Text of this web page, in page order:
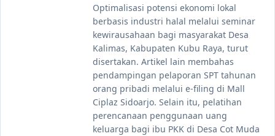
Optimalisasi potensi ekonomi lokal
berbasis industri halal melalui seminar
kewirausahaan bagi masyarakat Desa
Kalimas, Kabupaten Kubu Raya, turut
disertakan. Artikel lain membahas
pendampingan pelaporan SPT tahunan
orang pribadi melalui e-filing di Mall
Ciplaz Sidoarjo. Selain itu, pelatihan
perencanaan penggunaan uang
keluarga bagi ibu PKK di Desa Cot Muda